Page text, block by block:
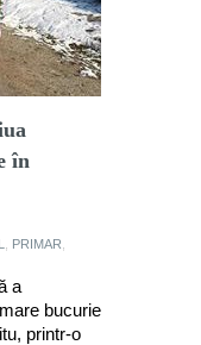
în
PRIMAR
a
bucurie
printr-o